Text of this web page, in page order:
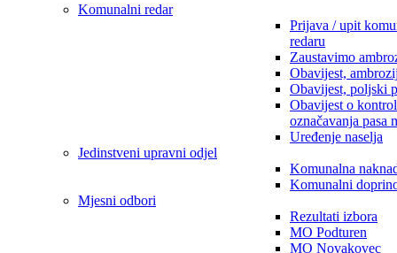
Komunalni redar
Prijava / upit
redaru
Zaustavimo
Obavijest,
Obavijest, poljski
Obavijest o
označavanja pasa
Uređenje naselja
Jedinstveni upravni odjel
Komunalna
Komunalni
Mjesni odbori
Rezultati izbora
MO Podturen
MO Novakovec